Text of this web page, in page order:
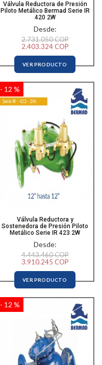
Válvula Reductora de Presión
Piloto Metálico Bermad Serie IR
420 2W
Desde:
2.731.050 COP
2.403.324 COP
VER PRODUCTO
Válvula Reductora y
Sostenedora de Presión Piloto
Metálico Serie IR 423 2W
- 12 %
Desde:
4.443.460 COP
3.910.245 COP
VER PRODUCTO
- 12 %